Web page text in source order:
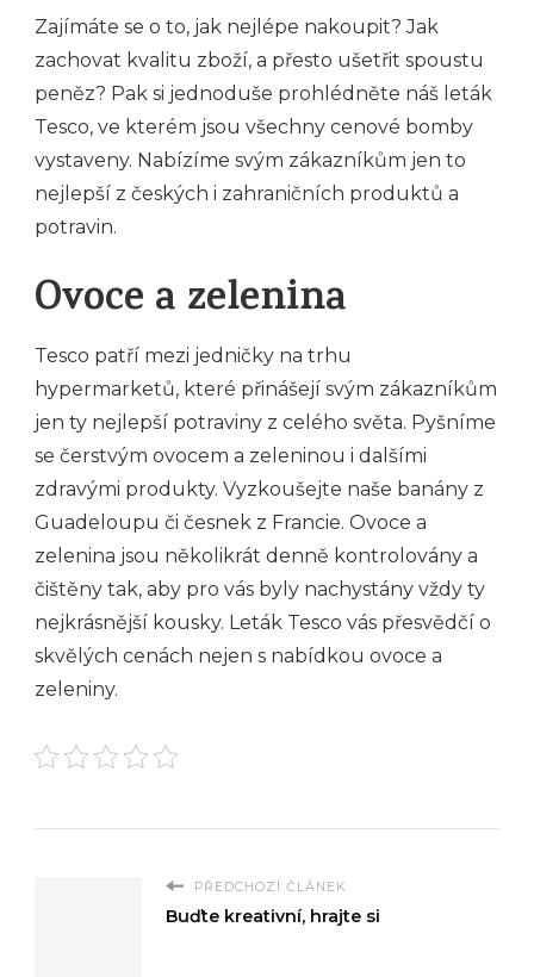
Zajímáte se o to, jak nejlépe nakoupit? Jak
zachovat kvalitu zboží, a přesto ušetřit spoustu
peněz? Pak si jednoduše prohlédněte náš leták
Tesco, ve kterém jsou všechny cenové bomby
vystaveny. Nabízíme svým zákazníkům jen to
nejlepší z českých i zahraničních produktů a
potravin.
Ovoce a zelenina
Tesco patří mezi jedničky na trhu
hypermarketů, které přinášejí svým zákazníkům
jen ty nejlepší potraviny z celého světa. Pyšníme
se čerstvým ovocem a zeleninou i dalšími
zdravými produkty. Vyzkoušejte naše banány z
Guadeloupu či česnek z Francie. Ovoce a
zelenina jsou několikrát denně kontrolovány a
čištěny tak, aby pro vás byly nachystány vždy ty
nejkrásnější kousky. Leták Tesco vás přesvědčí o
skvělých cenách nejen s nabídkou ovoce a
zeleniny.
PŘEDCHOZÍ ČLÁNEK
Buďte kreativní, hrajte si